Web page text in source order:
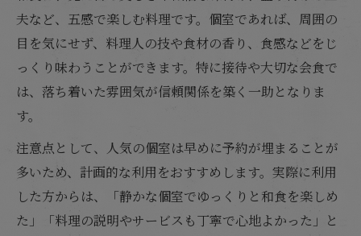
夫など、五感で楽しむ料理です。個室であれば、周囲の
目を気にせず、料理人の技や食材の香り、食感などをじ
っくり味わうことができます。特に接待や大切な会食で
は、落ち着いた雰囲気が信頼関係を築く一助となりま
す。
注意点として、人気の個室は早めに予約が埋まることが
多いため、計画的な利用をおすすめします。実際に利用
した方からは、「静かな個室でゆっくりと和食を楽しめ
た」「料理の説明やサービスも丁寧で心地よかった」と